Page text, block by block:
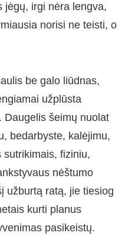
jėgų, irgi nėra lengva,
norisi ne teisti, o
be galo liūdnas,
užplūsta
Daugelis šeimų nuolat
bedarbyste, kalėjimu,
sutrikimais, fiziniu,
nėštumo
užburtą ratą, jie tiesiog
kurti planus
pasikeistų.